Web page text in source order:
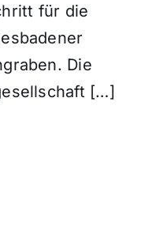
für die
Die
[…]